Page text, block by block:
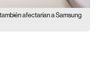
afectarían a Samsung